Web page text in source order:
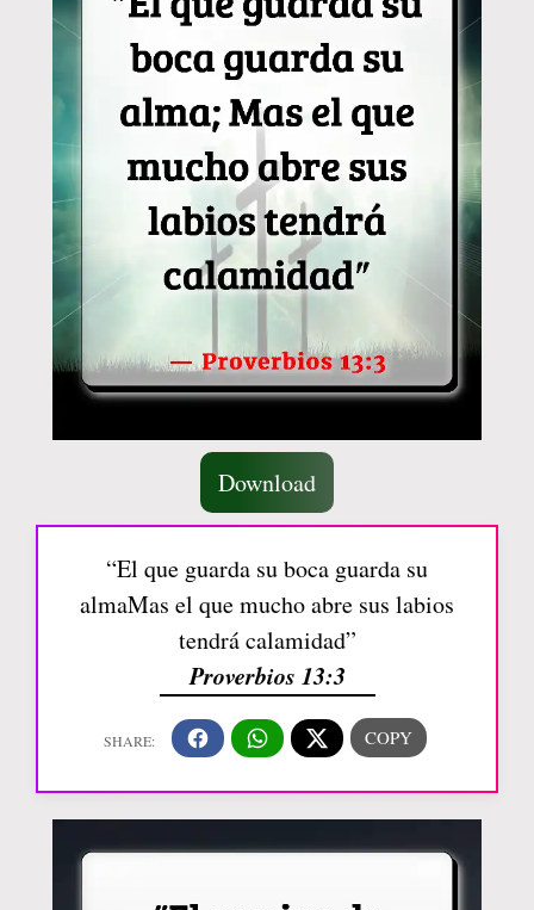
Download
“El que guarda su boca guarda su
almaMas el que mucho abre sus labios
tendrá calamidad”
Proverbios 13:3